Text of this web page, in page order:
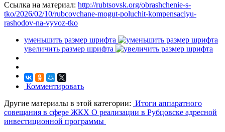
Ссылка на материал: http://rubtsovsk.org/obrashchenie-s-
tko/2026/02/10/rubcovchane-mogut-poluchit-kompensaciyu-
rashodov-na-vyvoz-tko
уменьшить размер шрифта
увеличить размер шрифта
Комментировать
Другие материалы в этой категории: Итоги аппаратного
совещания в сфере ЖКХ О реализации в Рубцовске адресной
инвестиционной программы